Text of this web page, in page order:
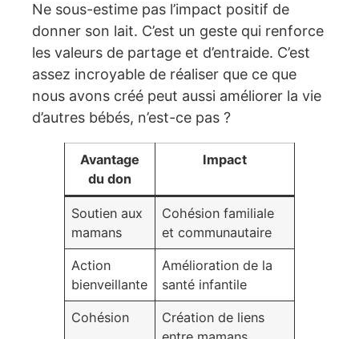
Ne sous-estime pas l’impact positif de
donner son lait. C’est un geste qui renforce
les valeurs de partage et d’entraide. C’est
assez incroyable de réaliser que ce que
nous avons créé peut aussi améliorer la vie
d’autres bébés, n’est-ce pas ?
Avantage
du don
Impact
Soutien aux
mamans
Cohésion familiale
et communautaire
Action
bienveillante
Amélioration de la
santé infantile
Cohésion
Création de liens